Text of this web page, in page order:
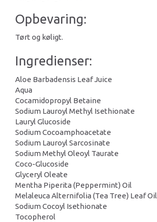
Opbevaring:
Tørt og køligt.
Ingredienser:
Aloe Barbadensis Leaf Juice
Aqua
Cocamidopropyl Betaine
Sodium Lauroyl Methyl Isethionate
Lauryl Glucoside
Sodium Cocoamphoacetate
Sodium Lauroyl Sarcosinate
Sodium Methyl Oleoyl Taurate
Coco-Glucoside
Glyceryl Oleate
Mentha Piperita (Peppermint) Oil
Melaleuca Alternifolia (Tea Tree) Leaf Oil
Sodium Cocoyl Isethionate
Tocopherol